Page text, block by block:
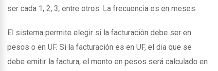
ser cada 1, 2, 3, entre otros. La frecuencia es en meses.
El sistema permite elegir si la facturación debe ser en
pesos o en UF. Si la facturación es en UF, el dia que se
debe emitir la factura, el monto en pesos será calculado en